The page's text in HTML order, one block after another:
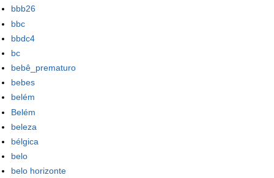
bbb26
bbc
bbdc4
bc
bebê_prematuro
bebes
belém
Belém
beleza
bélgica
belo
belo horizonte